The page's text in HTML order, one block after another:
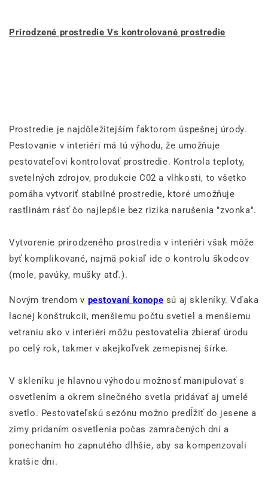
Prirodzené prostredie Vs kontrolované prostredie
Prostredie je najdôležitejším faktorom úspešnej úrody.
Pestovanie v interiéri má tú výhodu, že umožňuje
pestovateľovi kontrolovať prostredie. Kontrola teploty,
svetelných zdrojov, produkcie C02 a vlhkosti, to všetko
pomáha vytvoriť stabilné prostredie, ktoré umožňuje
rastlinám rásť čo najlepšie bez rizika narušenia "zvonka".
Vytvorenie prirodzeného prostredia v interiéri však môže
byť komplikované, najmä pokiaľ ide o kontrolu škodcov
(mole, pavúky, mušky atď.).
Novým trendom v pestovaní konope sú aj skleníky. Vďaka
lacnej konštrukcii, menšiemu počtu svetiel a menšiemu
vetraniu ako v interiéri môžu pestovatelia zbierať úrodu
po celý rok, takmer v akejkoľvek zemepisnej šírke.
V skleníku je hlavnou výhodou možnosť manipulovať s
osvetlením a okrem slnečného svetla pridávať aj umelé
svetlo. Pestovateľskú sezónu možno predĺžiť do jesene a
zimy pridaním osvetlenia počas zamračených dní a
ponechaním ho zapnutého dlhšie, aby sa kompenzovali
kratšie dni.